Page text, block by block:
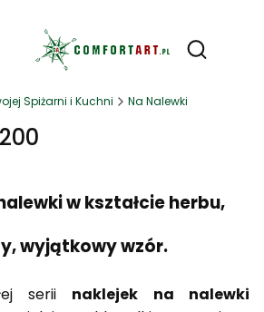
Otwórz
Spiżarni i Kuchni Na Nalewki
w kształcie herbu,
wyjątkowy wzór.
serii naklejek na nalewki